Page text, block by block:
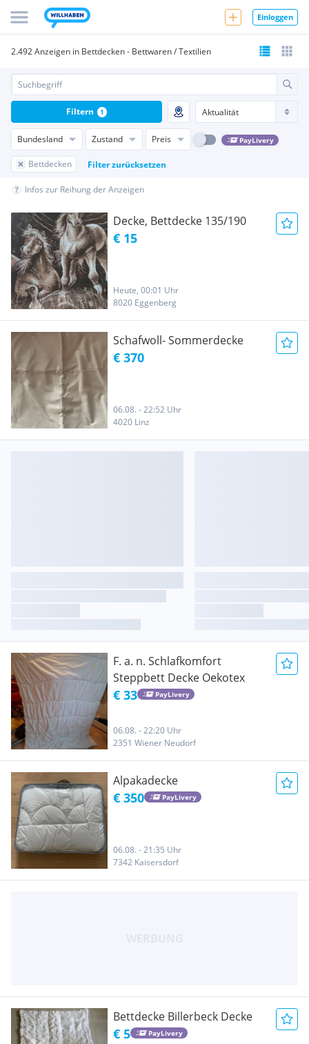
Einloggen
2.492 Anzeigen in Bettdecken - Bettwaren / Textilien
Bundesland Zustand Preis PayLivery
Bettdecken Filter zurücksetzen
Filtern 1
Infos zur Reihung der Anzeigen
Decke, Bettdecke 135/190
€ 15
Heute, 00:01 Uhr
8020 Eggenberg
Schafwoll- Sommerdecke
€ 370
06.08. - 22:52 Uhr
4020 Linz
F. a. n. Schlafkomfort
Steppbett Decke Oekotex
€ 33 PayLivery
06.08. - 22:20 Uhr
2351 Wiener Neudorf
Alpakadecke
€ 350 PayLivery
06.08. - 21:35 Uhr
7342 Kaisersdorf
Bettdecke Billerbeck Decke
€ 5 PayLivery